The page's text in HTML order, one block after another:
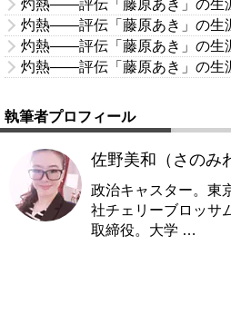
灼熱――評伝「藤原あき」の生
灼熱――評伝「藤原あき」の生
灼熱――評伝「藤原あき」の生
灼熱――評伝「藤原あき」の生
執筆者プロフィール
佐野美和（さのみ
政治キャスター。東
社チェリーブロッサ
取締役。大学 …